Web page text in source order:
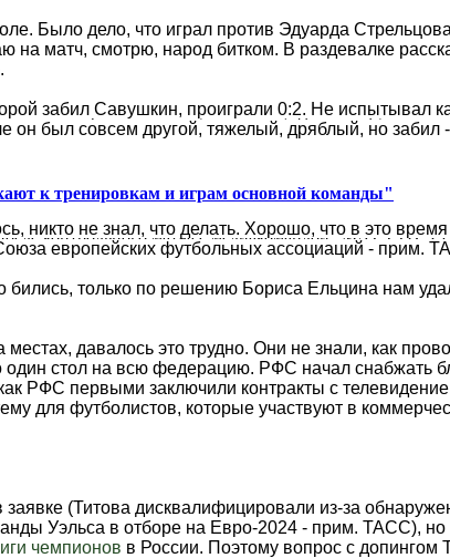
третий этаж клубной базы, где жили
к тренировкам и играм основной команды"
контрольного матча с медиакомандой "МАТЧ ТВ"
Было дело, что играл против Эдуарда
матч, смотрю, народ битком. В раздевалке
забил Савушкин, проиграли 0:2. Не испытывал
был совсем другой, тяжелый, дряблый, но забил
никто не знал, что делать. Хорошо, что в это
европейских футбольных ассоциаций - прим.
только по решению Бориса Ельцина нам
давалось это трудно. Они не знали, как
один стол на всю федерацию. РФС начал снабжать
РФС первыми заключили контракты с
для футболистов, которые участвуют в
(Титова дисквалифицировали из-за
Уэльса в отборе на Евро-2024 - прим. ТАСС),
чемпионов в России. Поэтому вопрос с допингом